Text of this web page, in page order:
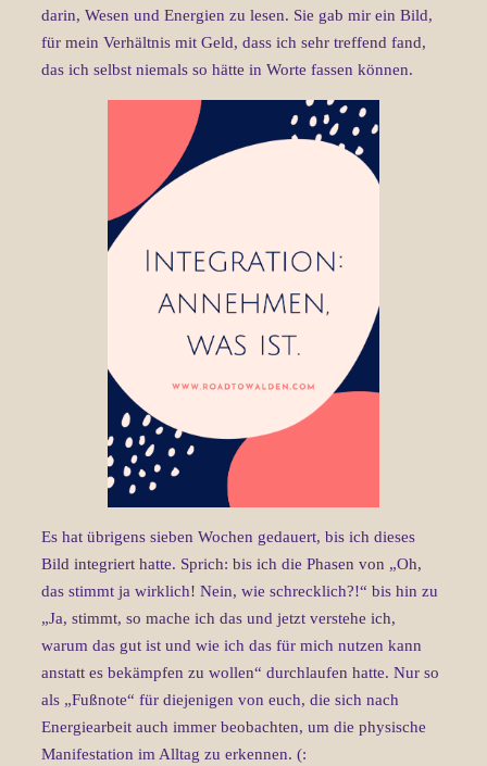
darin, Wesen und Energien zu lesen. Sie gab mir ein Bild,
für mein Verhältnis mit Geld, dass ich sehr treffend fand,
das ich selbst niemals so hätte in Worte fassen können.
Es hat übrigens sieben Wochen gedauert, bis ich dieses
Bild integriert hatte. Sprich: bis ich die Phasen von „Oh,
das stimmt ja wirklich! Nein, wie schrecklich?!“ bis hin zu
„Ja, stimmt, so mache ich das und jetzt verstehe ich,
warum das gut ist und wie ich das für mich nutzen kann
anstatt es bekämpfen zu wollen“ durchlaufen hatte. Nur so
als „Fußnote“ für diejenigen von euch, die sich nach
Energiearbeit auch immer beobachten, um die physische
Manifestation im Alltag zu erkennen. (: